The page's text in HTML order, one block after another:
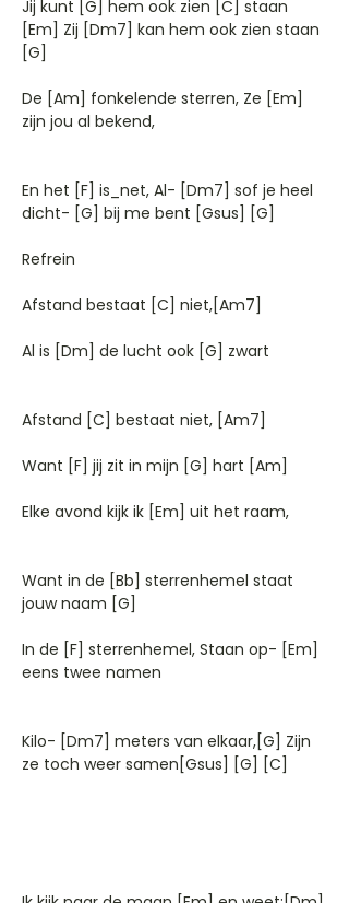
Jij kunt [G] hem ook zien [C] staan
[Em] Zij [Dm7] kan hem ook zien staan
[G]
De [Am] fonkelende sterren, Ze [Em]
zijn jou al bekend,
En het [F] is_net, Al- [Dm7] sof je heel
dicht- [G] bij me bent [Gsus] [G]
Refrein
Afstand bestaat [C] niet,[Am7]
Al is [Dm] de lucht ook [G] zwart
Afstand [C] bestaat niet, [Am7]
Want [F] jij zit in mijn [G] hart [Am]
Elke avond kijk ik [Em] uit het raam,
Want in de [Bb] sterrenhemel staat
jouw naam [G]
In de [F] sterrenhemel, Staan op- [Em]
eens twee namen
Kilo- [Dm7] meters van elkaar,[G] Zijn
ze toch weer samen[Gsus] [G] [C]